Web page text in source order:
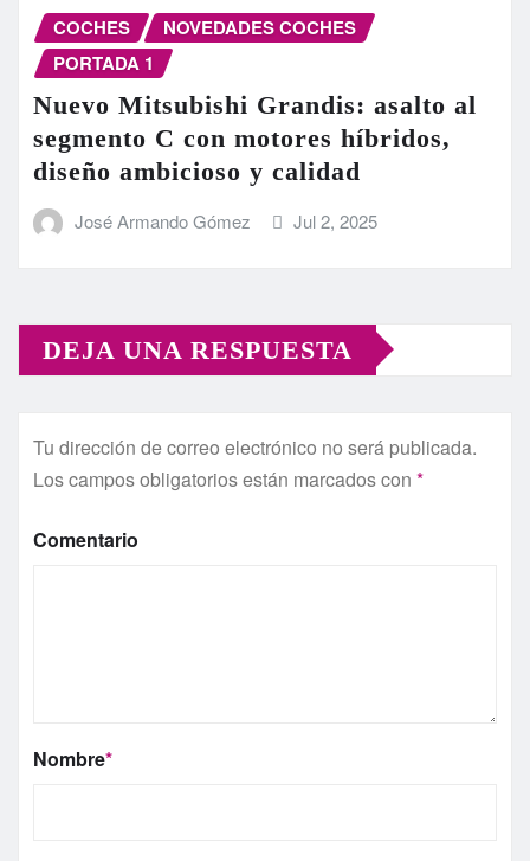
COCHES
NOVEDADES COCHES
PORTADA 1
Nuevo Mitsubishi Grandis: asalto al
segmento C con motores híbridos,
diseño ambicioso y calidad
José Armando Gómez Jul 2, 2025
DEJA UNA RESPUESTA
Tu dirección de correo electrónico no será publicada.
Los campos obligatorios están marcados con *
Comentario
Nombre*